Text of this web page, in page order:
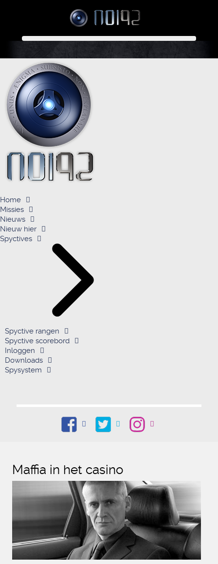
Home
Missies
Nieuws
Nieuw hier
Spyctives
Spyctive rangen
Spyctive scorebord
Inloggen
Downloads
Spysystem
Maffia in het casino